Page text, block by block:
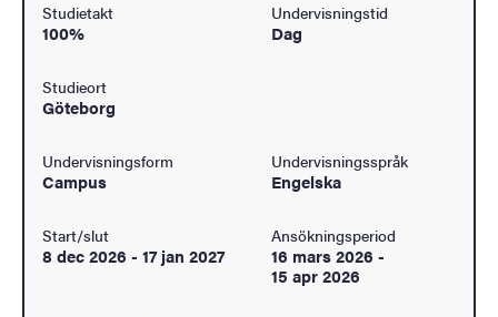
Studietakt
100%
Undervisningstid
Dag
Studieort
Göteborg
Undervisningsform
Campus
Undervisningsspråk
Engelska
Start/slut
8 dec 2026 - 17 jan 2027
Ansökningsperiod
16 mars 2026 -
15 apr 2026